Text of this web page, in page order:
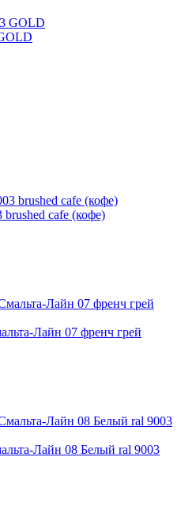
cafe (кофе)
Лайн 07 френч грей
Лайн 08 Белый ral 9003